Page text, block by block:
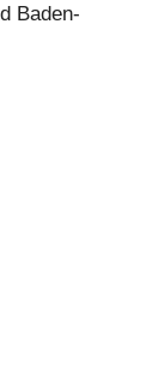
Baden-